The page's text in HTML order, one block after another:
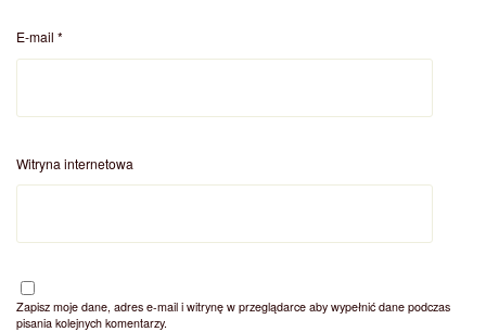
E-mail *
Witryna internetowa
Zapisz moje dane, adres e-mail i witrynę w przeglądarce aby wypełnić dane podczas
pisania kolejnych komentarzy.